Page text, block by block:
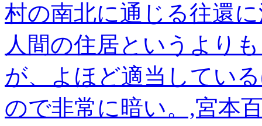
村の南北に通じる往還
人間の住居というより
が、よほど適当してい
ので非常に暗い。,宮本